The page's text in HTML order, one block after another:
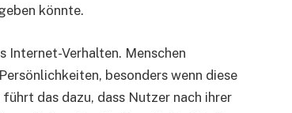
könnte.
Internet-Verhalten. Menschen
besonders wenn diese
das dazu, dass Nutzer nach ihrer